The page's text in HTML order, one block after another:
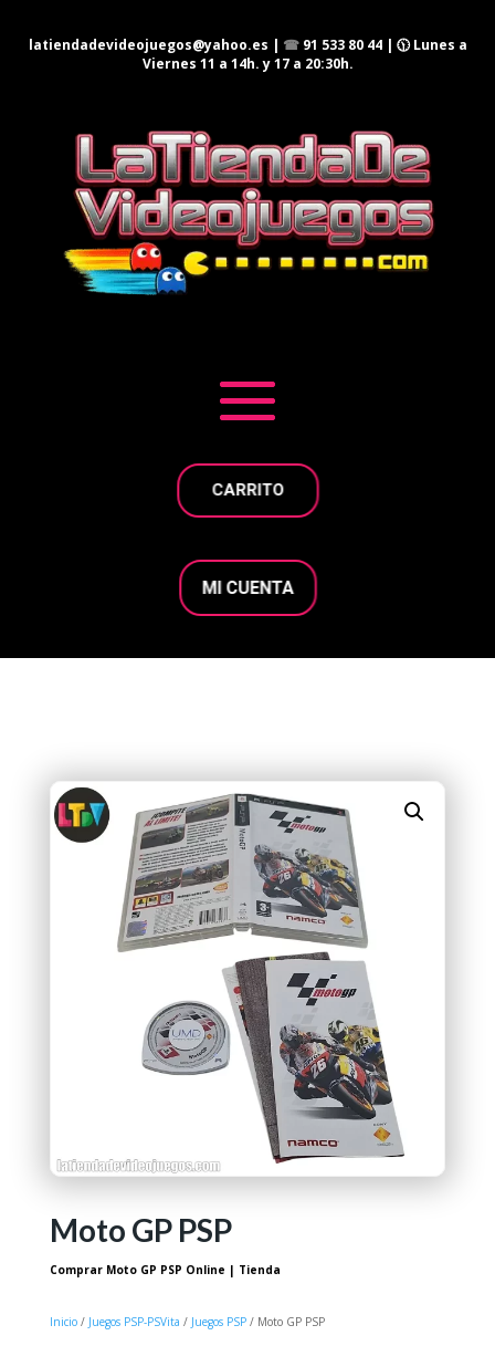
latiendadevideojuegos@yahoo.es | ☎ 91 533 80 44| 🕦 Lunes a
Viernes 11 a 14h. y 17 a 20:30h.
CARRITO
MI CUENTA
Moto GP PSP
Comprar Moto GP PSP Online | Tienda
Inicio/ Juegos PSP-PSVita / Juegos PSP/ Moto GP PSP